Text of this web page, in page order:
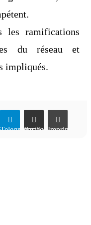
les ramifications
du réseau et
impliqués.
TelegramPartager par email Imprimer